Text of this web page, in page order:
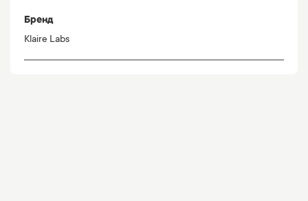
Бренд
Klaire Labs